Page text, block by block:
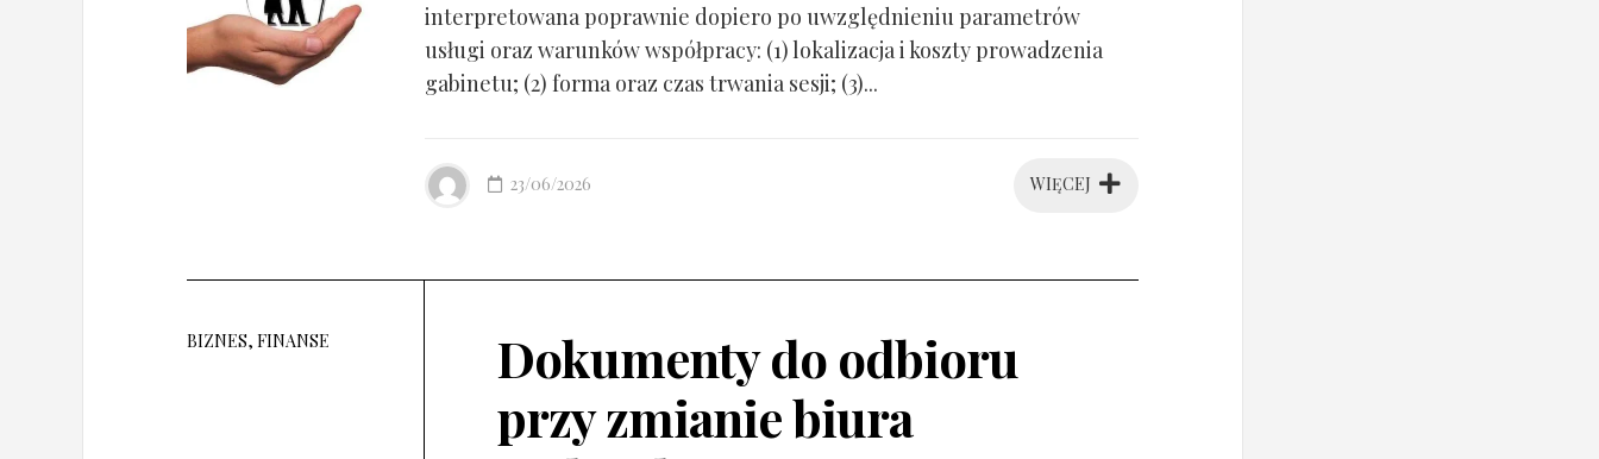
interpretowana poprawnie dopiero po uwzględnieniu parametrów
usługi oraz warunków współpracy: (1) lokalizacja i koszty prowadzenia
gabinetu; (2) forma oraz czas trwania sesji; (3)...
WIĘCEJ
23/06/2026
BIZNES, FINANSE
Dokumenty do odbioru
przy zmianie biura